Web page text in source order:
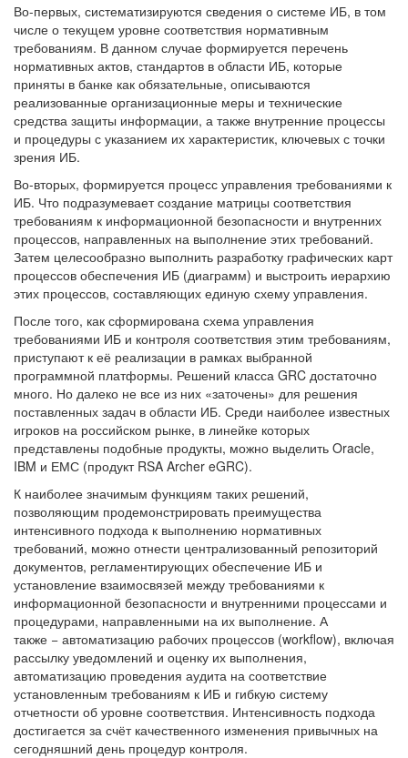
Во-первых, систематизируются сведения о системе ИБ, в том
числе о текущем уровне соответствия нормативным
требованиям. В данном случае формируется перечень
нормативных актов, стандартов в области ИБ, которые
приняты в банке как обязательные, описываются
реализованные организационные меры и технические
средства защиты информации, а также внутренние процессы
и процедуры с указанием их характеристик, ключевых с точки
зрения ИБ.
Во-вторых, формируется процесс управления требованиями к
ИБ. Что подразумевает создание матрицы соответствия
требованиям к информационной безопасности и внутренних
процессов, направленных на выполнение этих требований.
Затем целесообразно выполнить разработку графических карт
процессов обеспечения ИБ (диаграмм) и выстроить иерархию
этих процессов, составляющих единую схему управления.
После того, как сформирована схема управления
требованиями ИБ и контроля соответствия этим требованиям,
приступают к её реализации в рамках выбранной
программной платформы. Решений класса GRC достаточно
много. Но далеко не все из них «заточены» для решения
поставленных задач в области ИБ. Среди наиболее известных
игроков на российском рынке, в линейке которых
представлены подобные продукты, можно выделить Oracle,
IBM и ЕМС (продукт RSA Archer eGRC).
К наиболее значимым функциям таких решений,
позволяющим продемонстрировать преимущества
интенсивного подхода к выполнению нормативных
требований, можно отнести централизованный репозиторий
документов, регламентирующих обеспечение ИБ и
установление взаимосвязей между требованиями к
информационной безопасности и внутренними процессами и
процедурами, направленными на их выполнение. А
также − автоматизацию рабочих процессов (workflow), включая
рассылку уведомлений и оценку их выполнения,
автоматизацию проведения аудита на соответствие
установленным требованиям к ИБ и гибкую систему
отчетности об уровне соответствия. Интенсивность подхода
достигается за счёт качественного изменения привычных на
сегодняшний день процедур контроля.